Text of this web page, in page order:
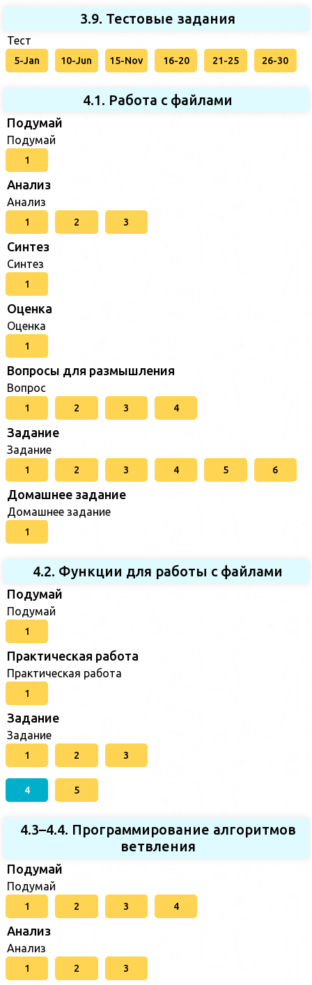
3.9. Тестовые задания
Тест
5-Jan 10-Jun 15-Nov 16-20 21-25 26-30
4.1. Работа с файлами
Подумай
Подумай
1
Анализ
Анализ
1 2 3
Синтез
Синтез
1
Оценка
Оценка
1
Вопросы для размышления
Вопрос
1 2 3 4
Задание
Задание
1 2 3 4 5 6
Домашнее задание
Домашнее задание
1
4.2. Функции для работы с файлами
Подумай
Подумай
1
Практическая работа
Практическая работа
1
Задание
Задание
1 2 3
4 5
4.3–4.4. Программирование алгоритмов
ветвления
Подумай
Подумай
1 2 3 4
Анализ
Анализ
1 2 3